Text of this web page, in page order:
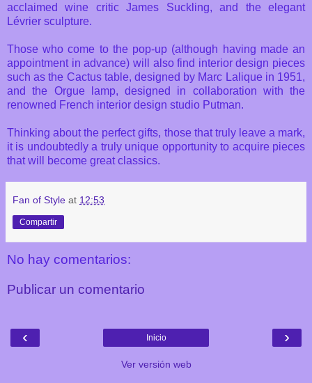
acclaimed wine critic James Suckling, and the elegant
Lévrier sculpture.
Those who come to the pop-up (although having made an
appointment in advance) will also find interior design pieces
such as the Cactus table, designed by Marc Lalique in 1951,
and the Orgue lamp, designed in collaboration with the
renowned French interior design studio Putman.
Thinking about the perfect gifts, those that truly leave a mark,
it is undoubtedly a truly unique opportunity to acquire pieces
that will become great classics.
Fan of Style at 12:53
Compartir
No hay comentarios:
Publicar un comentario
‹ ›
Inicio
Ver versión web